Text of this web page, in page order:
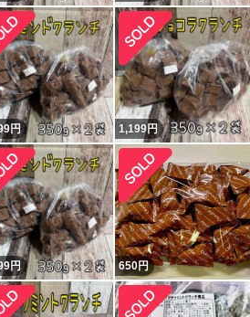
円 1,199円
円 650円